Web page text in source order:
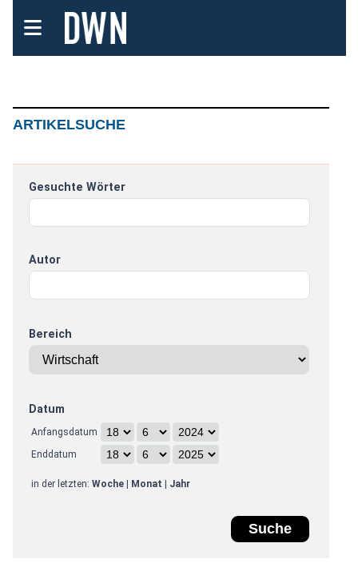
ARTIKELSUCHE
Gesuchte Wörter
Autor
Bereich
Datum
Anfangsdatum
Enddatum
in der letzten: Woche| Monat Jahr